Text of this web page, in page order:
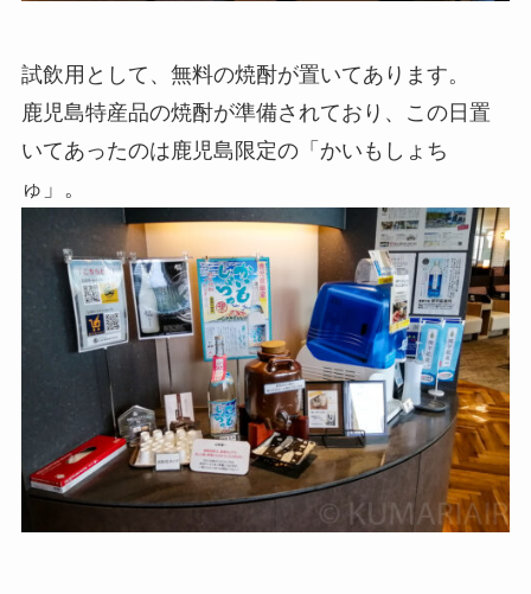
試飲用として、無料の焼酎が置いてあります。
鹿児島特産品の焼酎が準備されており、この日置
いてあったのは鹿児島限定の「かいもしょち
ゅ」。